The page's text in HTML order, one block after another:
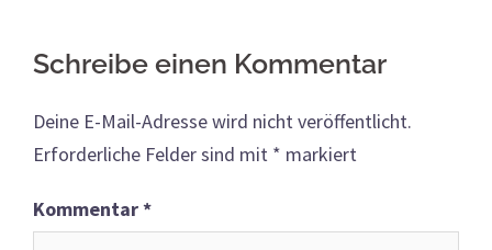
Schreibe einen Kommentar
Deine E-Mail-Adresse wird nicht veröffentlicht.
Erforderliche Felder sind mit * markiert
Kommentar*